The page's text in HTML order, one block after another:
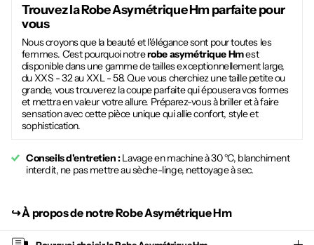
Trouvez laRobe Asymétrique Hmparfaite pour
vous
Nous croyons que la beauté et l'élégance sont pour toutes les
femmes. C'est pourquoi notrerobe asymétrique Hmest
disponible dans une gamme de tailles exceptionnellement large,
du XXS - 32 au XXL - 58. Que vous cherchiez une taille petite ou
grande, vous trouverez la coupe parfaite qui épousera vos formes
et mettra en valeur votre allure. Préparez-vous à briller et à faire
sensation avec cette pièce unique qui allie confort, style et
sophistication.
Conseils d'entretien :Lavage en machine à 30 °C, blanchiment
interdit, ne pas mettre au sèche-linge, nettoyage à sec.
↪︎À propos de notre Robe Asymétrique Hm